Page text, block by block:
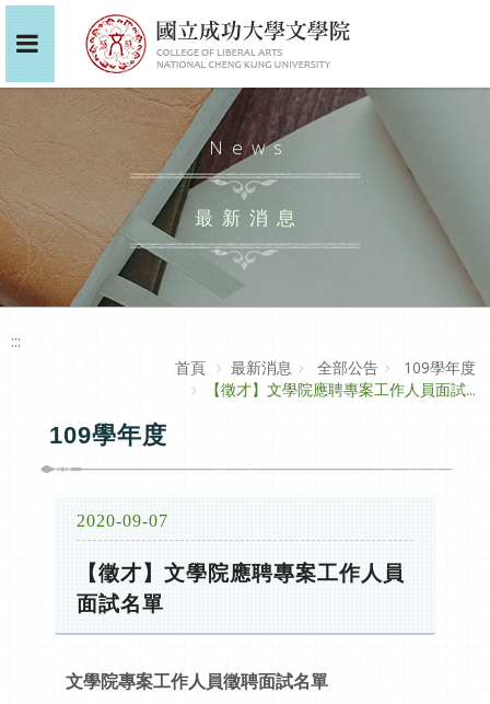
News
最新消息
:::
首頁
最新消息 全部公告
109學年度
【徵才】文學院應聘專案工作人員面試...
109學年度
2020-09-07
【徵才】文學院應聘專案工作人員
面試名單
文學院專案工作人員徵聘面試名單